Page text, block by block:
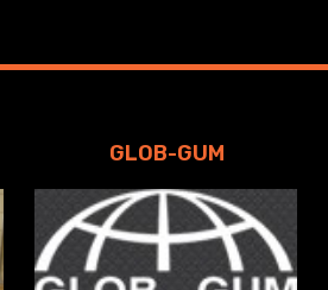
GLOB-GUM